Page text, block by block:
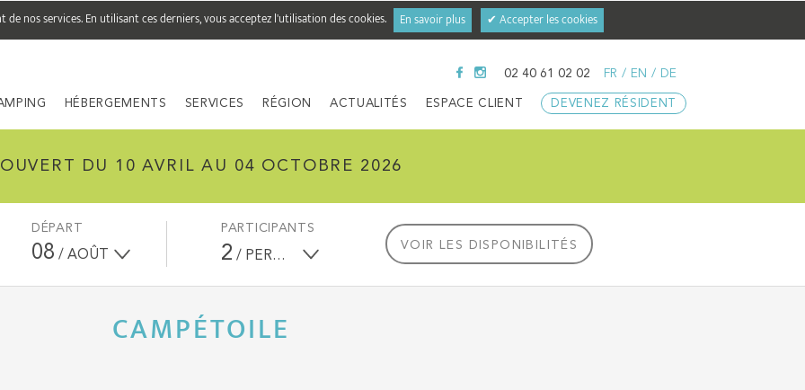
nos services. En utilisant ces derniers, vous acceptez l'utilisation des cookies. En savoir plus ✔ Accepter les cookies
02 40 61 02 02 FR / EN / DE
HÉBERGEMENTS SERVICES RÉGION ACTUALITÉS ESPACE CLIENT DEVENEZ RÉSIDENT
OUVERT DU 10 AVRIL AU 04 OCTOBRE 2026
DÉPART
08 / AOÛT
PARTICIPANTS
2 / PERSONNES
VOIR LES DISPONIBILITÉS
CAMPÉTOILE